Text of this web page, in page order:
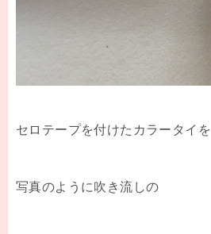
セロテープを付けたカラータイを
写真のように吹き流しの